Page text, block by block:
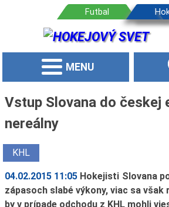
MENU
Vstup Slovana do českej
nereálny
KHL
04.02.2015 11:05 Hokejisti Slovana
zápasoch slabé výkony, viac sa
by v prípade odchodu z KHL mohli